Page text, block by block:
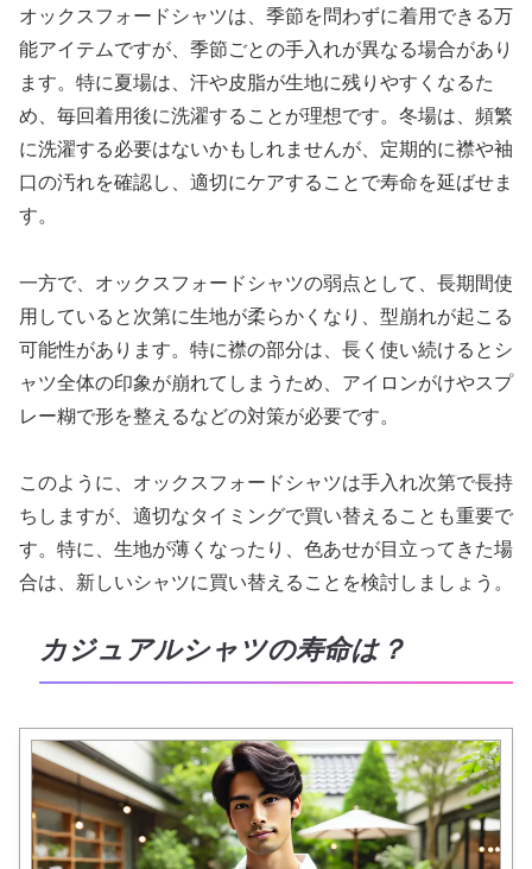
オックスフォードシャツは、季節を問わずに着用できる万
能アイテムですが、季節ごとの手入れが異なる場合があり
ます。特に夏場は、汗や皮脂が生地に残りやすくなるた
め、毎回着用後に洗濯することが理想です。冬場は、頻繁
に洗濯する必要はないかもしれませんが、定期的に襟や袖
口の汚れを確認し、適切にケアすることで寿命を延ばせま
す。
一方で、オックスフォードシャツの弱点として、長期間使
用していると次第に生地が柔らかくなり、型崩れが起こる
可能性があります。特に襟の部分は、長く使い続けるとシ
ャツ全体の印象が崩れてしまうため、アイロンがけやスプ
レー糊で形を整えるなどの対策が必要です。
このように、オックスフォードシャツは手入れ次第で長持
ちしますが、適切なタイミングで買い替えることも重要で
す。特に、生地が薄くなったり、色あせが目立ってきた場
合は、新しいシャツに買い替えることを検討しましょう。
カジュアルシャツの寿命は？